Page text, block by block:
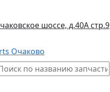
шоссе, д.40А стр.9
Очаково